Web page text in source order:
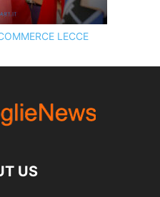
LECCE
DIKINGART.IT
US